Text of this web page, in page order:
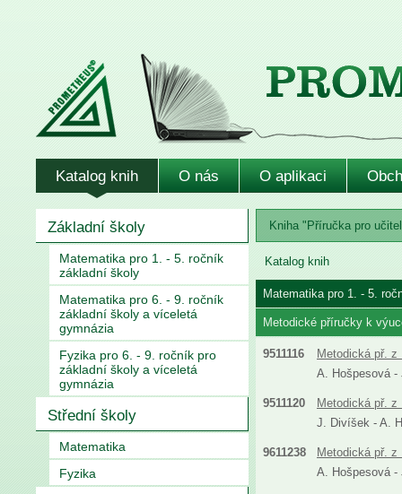
Katalog knih O nás O aplikaci
Základní školy
Matematika pro 1. - 5. ročník
základní školy
Matematika pro 6. - 9. ročník
základní školy a víceletá
gymnázia
Fyzika pro 6. - 9. ročník pro
základní školy a víceletá
gymnázia
Střední školy
Matematika
Fyzika
Kniha "Příručka pro
Katalog knih
Matematika pro 1. - 5.
Metodické příručky k
9511116
Metodická př.
A. Hošpesová
9511120
Metodická př.
J. Divíšek - A.
9611238
Metodická př.
A. Hošpesová